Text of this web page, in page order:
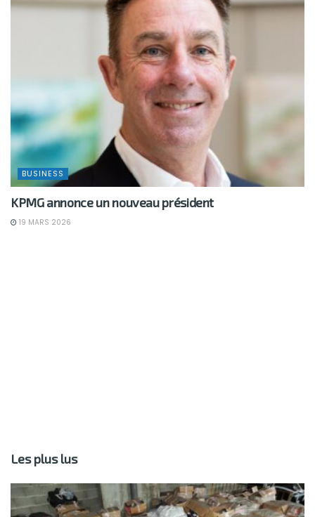
BUSINESS
KPMG annonce un nouveau président
19 MARS 2026
Les plus lus